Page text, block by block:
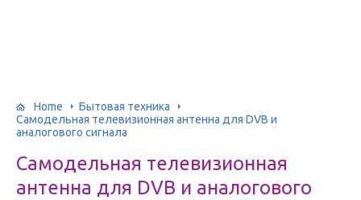
Home
Бытовая техника
Самодельная телевизионная антенна для DVB и
аналогового сигнала
Самодельная телевизионная
антенна для DVB и аналогового